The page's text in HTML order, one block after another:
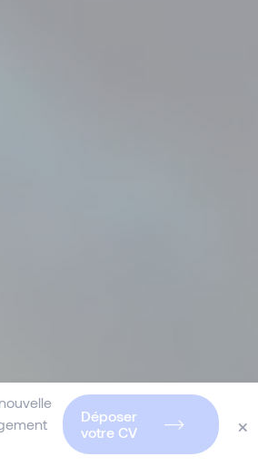
Déposer
votre CV
×